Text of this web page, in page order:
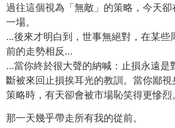
過往這個視為「無敵」的策略，今天
一場。
…後來才明白到，世事無絕對，在某些
前的走勢相反…
…當你終於很大聲的納喊：止損永遠是
斷被來回止損挨耳光的教訓。當你鄙
策略時，有天卻會被市場恥笑得更慘烈。
那一天幾乎帶走所有我的從前。